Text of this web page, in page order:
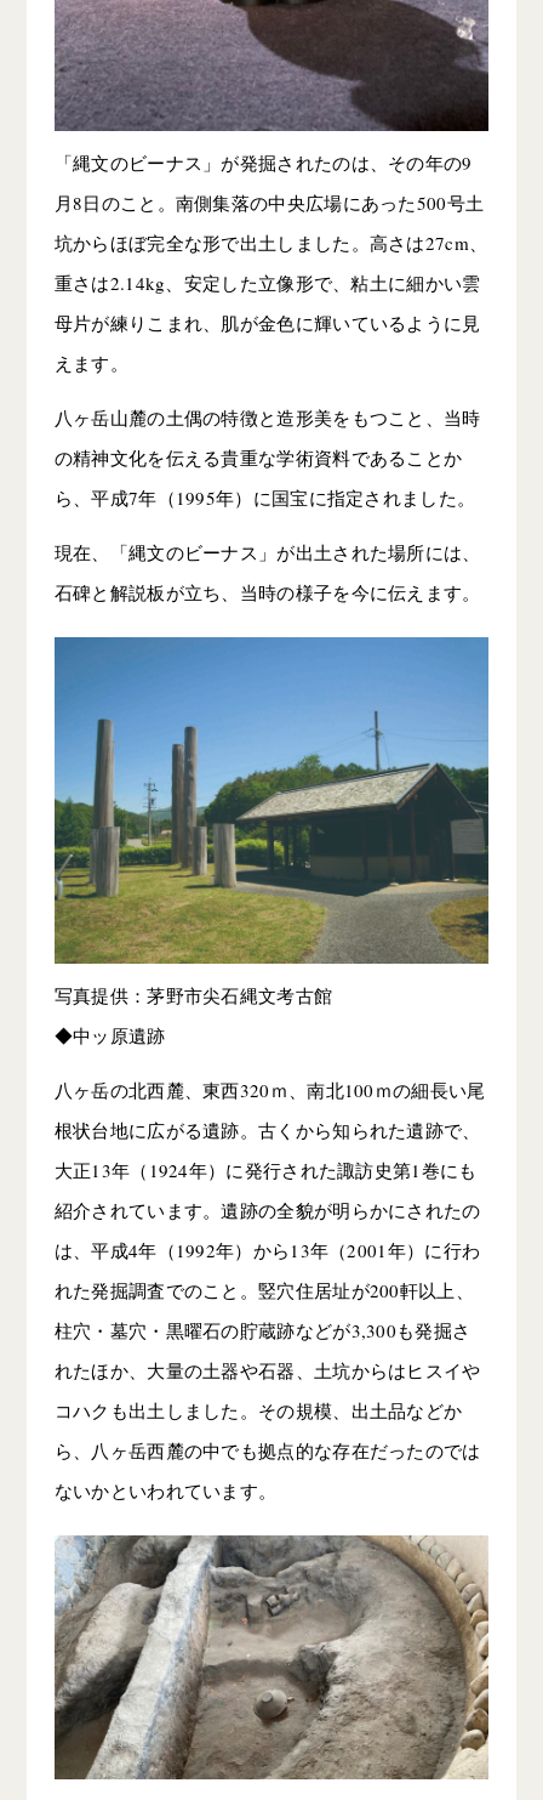
「縄文のビーナス」が発掘されたのは、その年の9
月8日のこと。南側集落の中央広場にあった500号土
坑からほぼ完全な形で出土しました。高さは27cm、
重さは2.14kg、安定した立像形で、粘土に細かい雲
母片が練りこまれ、肌が金色に輝いているように見
えます。
八ヶ岳山麓の土偶の特徴と造形美をもつこと、当時
の精神文化を伝える貴重な学術資料であることか
ら、平成7年（1995年）に国宝に指定されました。
現在、「縄文のビーナス」が出土された場所には、
石碑と解説板が立ち、当時の様子を今に伝えます。
写真提供：茅野市尖石縄文考古館
◆中ッ原遺跡
八ヶ岳の北西麓、東西320ｍ、南北100ｍの細長い尾
根状台地に広がる遺跡。古くから知られた遺跡で、
大正13年（1924年）に発行された諏訪史第1巻にも
紹介されています。遺跡の全貌が明らかにされたの
は、平成4年（1992年）から13年（2001年）に行わ
れた発掘調査でのこと。竪穴住居址が200軒以上、
柱穴・墓穴・黒曜石の貯蔵跡などが3,300も発掘さ
れたほか、大量の土器や石器、土坑からはヒスイや
コハクも出土しました。その規模、出土品などか
ら、八ヶ岳西麓の中でも拠点的な存在だったのでは
ないかといわれています。